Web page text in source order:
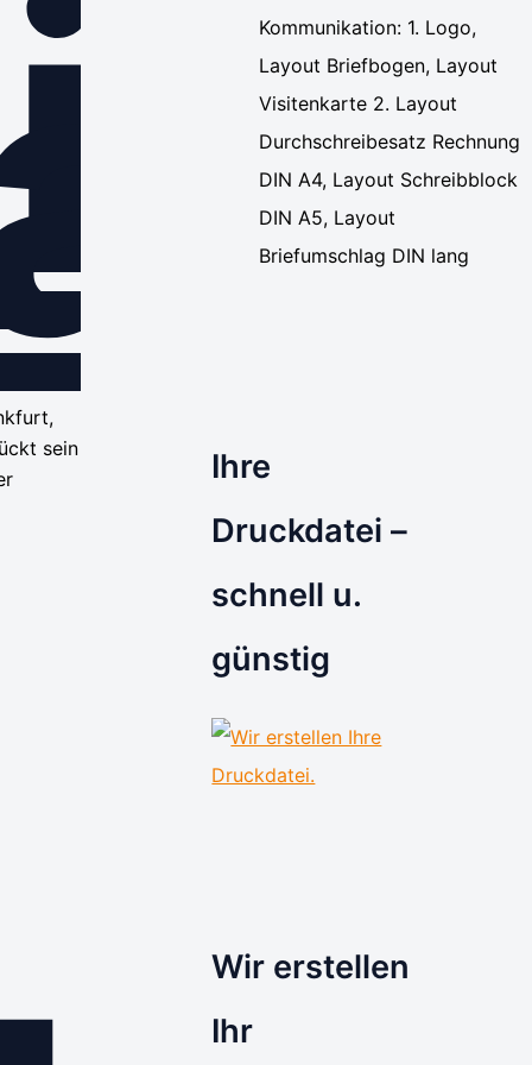
sein
Kommunikation: 1. Logo,
Layout Briefbogen, Layout
Visitenkarte 2. Layout
Durchschreibesatz Rechnung
DIN A4, Layout Schreibblock
DIN A5, Layout
Briefumschlag DIN lang
Ihre
Druckdatei –
schnell u.
günstig
Wir erstellen
Ihr